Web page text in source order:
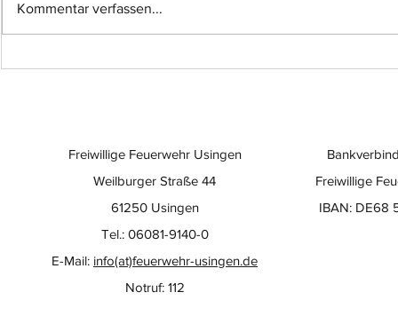
Einsatz-Nr.: 057
Kommentar verfassen...
Freiwillige
IBAN: DE68
Freiwillige Feuerwehr Usingen
Weilburger Straße 44
61250 Usingen
Tel.: 06081-9140-0
E-Mail: info(at)feuerwehr-usingen.de
Notruf: 112